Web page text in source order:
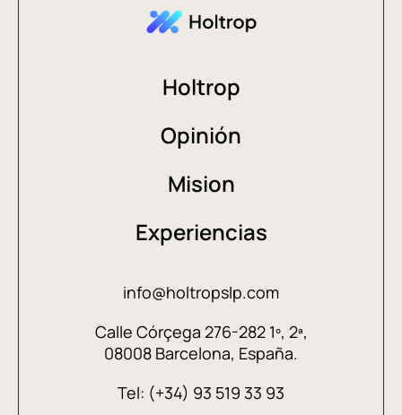
Holtrop
Opinión
Mision
Experiencias
info@holtropslp.com
Calle Córçega 276-282 1º, 2ª,
08008 Barcelona, España.
Tel: (+34) 93 519 33 93